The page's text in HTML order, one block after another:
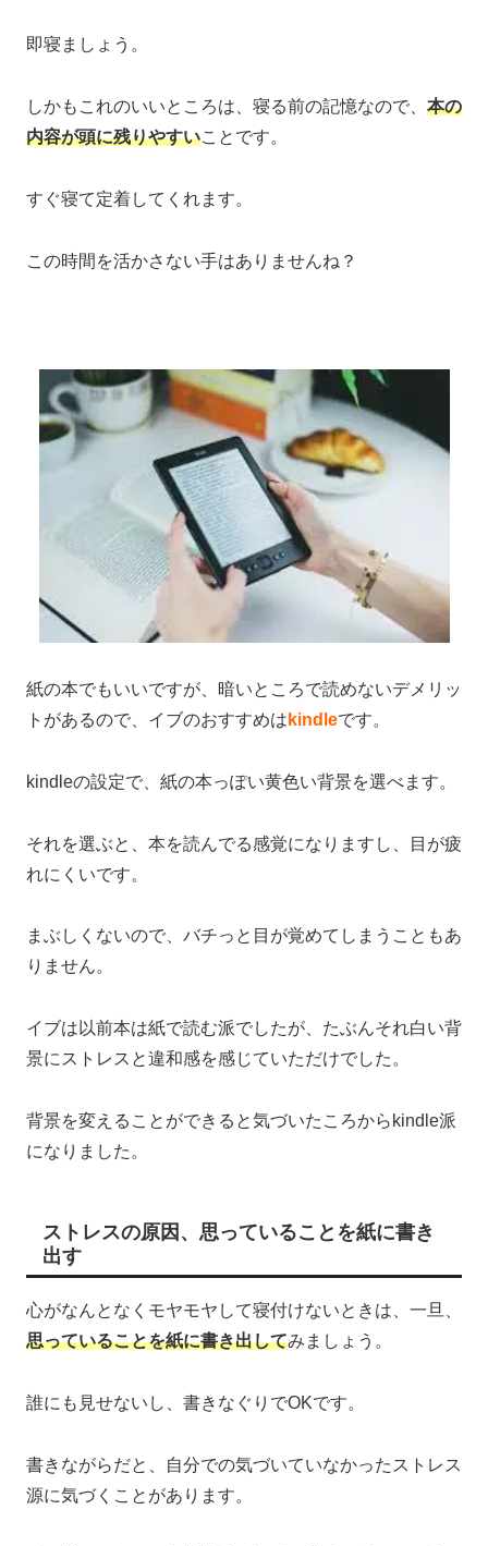
即寝ましょう。
しかもこれのいいところは、寝る前の記憶なので、 本の
内容が頭に残りやすいことです。
すぐ寝て定着してくれます。
この時間を活かさない手はありませんね？
紙の本でもいいですが、暗いところで読めないデメリッ
トがあるので、イブのおすすめは kindleです。
kindleの設定で、紙の本っぽい黄色い背景を選べます。
それを選ぶと、本を読んでる感覚になりますし、目が疲
れにくいです。
まぶしくないので、バチっと目が覚めてしまうこともあ
りません。
イブは以前本は紙で読む派でしたが、たぶんそれ白い背
景にストレスと違和感を感じていただけでした。
背景を変えることができると気づいたころからkindle派
になりました。
ストレスの原因、思っていることを紙に書き
出す
心がなんとなくモヤモヤして寝付けないときは、一旦、
思っていることを紙に書き出してみましょう。
誰にも見せないし、書きなぐりでOKです。
書きながらだと、自分での気づいていなかったストレス
源に気づくことがあります。